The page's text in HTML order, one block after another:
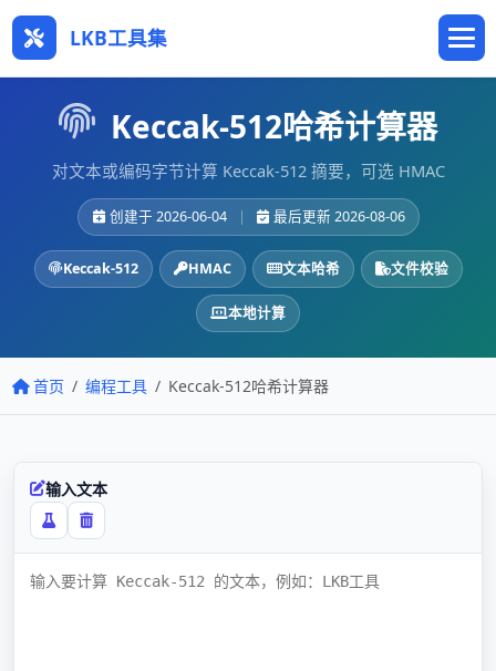
LKB工具集
Keccak-512哈希计算器
对文本或编码字节计算 Keccak-512 摘要，可选 HMAC
创建于 2026-06-04 | 最后更新 2026-08-06
Keccak-512 HMAC 文本哈希 文件校验
本地计算
首页 编程工具 Keccak-512哈希计算器
输入文本